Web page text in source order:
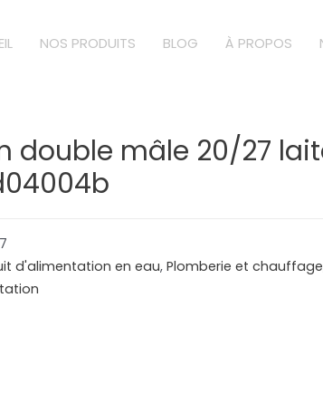
NOS PRODUITS BLOG À PROPOS
double mâle 20/27
d'alimentation en eau,Plomberie et chauffage